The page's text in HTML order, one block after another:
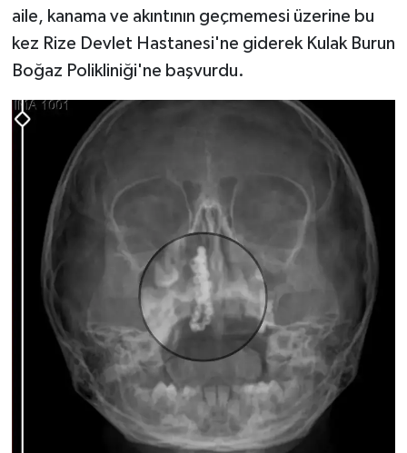
aile, kanama ve akıntının geçmemesi üzerine bu
kez Rize Devlet Hastanesi'ne giderek Kulak Burun
Boğaz Polikliniği'ne başvurdu.